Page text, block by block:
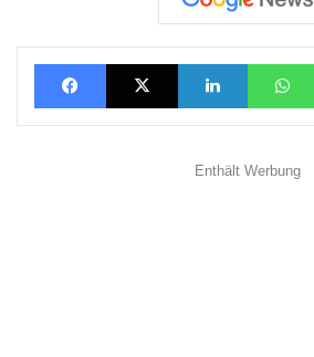
FacebookX LinkedIn
Enthält Werbung